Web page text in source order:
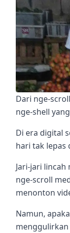
Dari nge-
nge-shell
Di era digital
hari tak lepas
Jari-jari
nge-scroll
menonton
Namun,
menggulirkan